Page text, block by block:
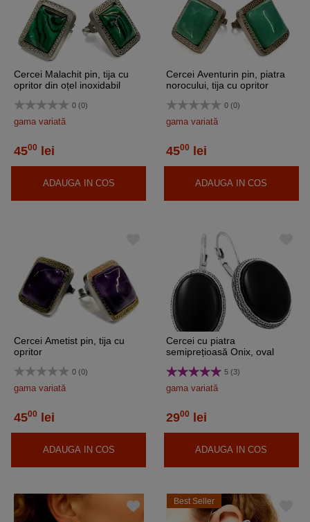
Cercei Malachit pin, tija cu
opritor din oțel inoxidabil
0 (0)
gama variată
4500 lei
ADAUGA IN COS
Cercei Aventurin pin, piatra
norocului, tija cu opritor
0 (0)
gama variată
4500 lei
ADAUGA IN COS
Cercei Ametist pin, tija cu
opritor
0 (0)
gama variată
4500 lei
ADAUGA IN COS
Cercei cu piatra
semiprețioasă Onix, oval
5 (3)
gama variată
2900 lei
ADAUGA IN COS
Best Seller